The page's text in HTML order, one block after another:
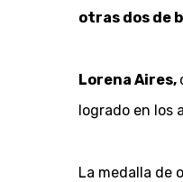
otras dos de
Lorena Aires,
logrado en los
La medalla de